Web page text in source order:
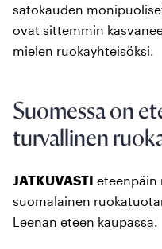
satokauden
ovat sittemmin
mielen ruokayhteisöksi.
Suomessa on
turvallinen
JATKUVASTI eteenpäin
suomalainen
Leenan eteen kaupassa.